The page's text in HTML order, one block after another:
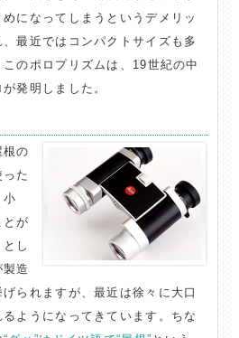
になってしまうというデメリッ
最近ではコンパクトサイズも多
のポロプリズムは、19世紀の中
発明しました。
根の
た
小
が
し
造
られますが、最近は徐々に大口
ようになってきています。ちな